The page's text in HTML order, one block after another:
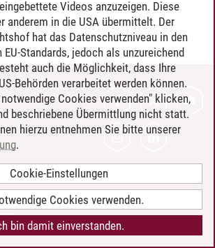
Videos anzuzeigen. Diese
anderem in die USA übermittelt. Der
hat das Datenschutzniveau in den
EU-Standards, jedoch als unzureichend
auch die Möglichkeit, dass Ihre
Behörden verarbeitet werden können.
Cookies verwenden" klicken,
beschriebene Übermittlung nicht statt.
hierzu entnehmen Sie bitte unserer
.
Cookie-Einstellungen
Cookies verwenden.
bin damit einverstanden.